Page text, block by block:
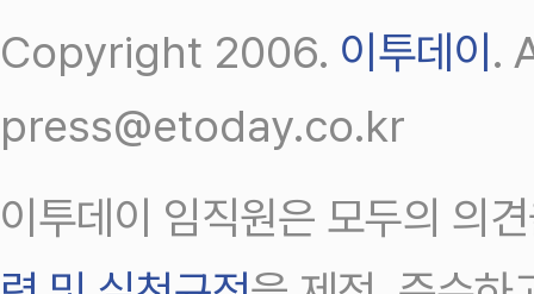
Copyright 2006. 이투데이.
press@etoday.co.kr
이투데이 임직원은 모두의 의